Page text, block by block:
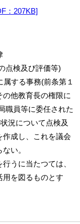
：207KB]
点検及び評価等)
する事務(前条第１
他教育長の権限に
職員等に委任された
況について点検及
成し、これを議会
い。
うに当たつては、
を図るものとす